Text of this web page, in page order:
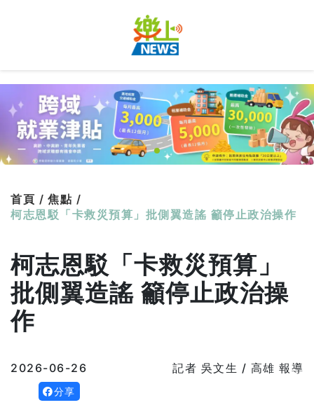
首頁 / 焦點 /
柯志恩駁「卡救災預算」批側翼造謠 籲停止政治操作
柯志恩駁「卡救災預算」
批側翼造謠 籲停止政治操
作
2026-06-26 記者 吳文生 / 高雄 報導
分享